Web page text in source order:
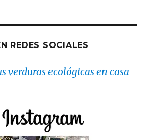
REDES SOCIALES
verduras ecológicas en casa